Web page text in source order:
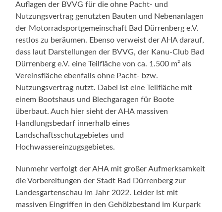
Auflagen der BVVG für die ohne Pacht- und
Nutzungsvertrag genutzten Bauten und Nebenanlagen
der Motorradsportgemeinschaft Bad Dürrenberg e.V.
restlos zu beräumen. Ebenso verweist der AHA darauf,
dass laut Darstellungen der BVVG, der Kanu-Club Bad
Dürrenberg e.V. eine Teilfläche von ca. 1.500 m² als
Vereinsfläche ebenfalls ohne Pacht- bzw.
Nutzungsvertrag nutzt. Dabei ist eine Teilfläche mit
einem Bootshaus und Blechgaragen für Boote
überbaut. Auch hier sieht der AHA massiven
Handlungsbedarf innerhalb eines
Landschaftsschutzgebietes und
Hochwassereinzugsgebietes.
Nunmehr verfolgt der AHA mit großer Aufmerksamkeit
die Vorbereitungen der Stadt Bad Dürrenberg zur
Landesgartenschau im Jahr 2022. Leider ist mit
massiven Eingriffen in den Gehölzbestand im Kurpark